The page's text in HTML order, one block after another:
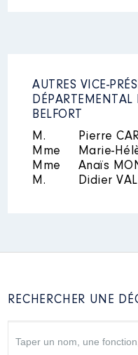
Année
2020
AUTRES VICE-
DÉPARTEMENTAL
BELFORT
M.
Pierre
Mme
Marie-
Mme
Anaïs
M.
Didier
RECHERCHER UNE